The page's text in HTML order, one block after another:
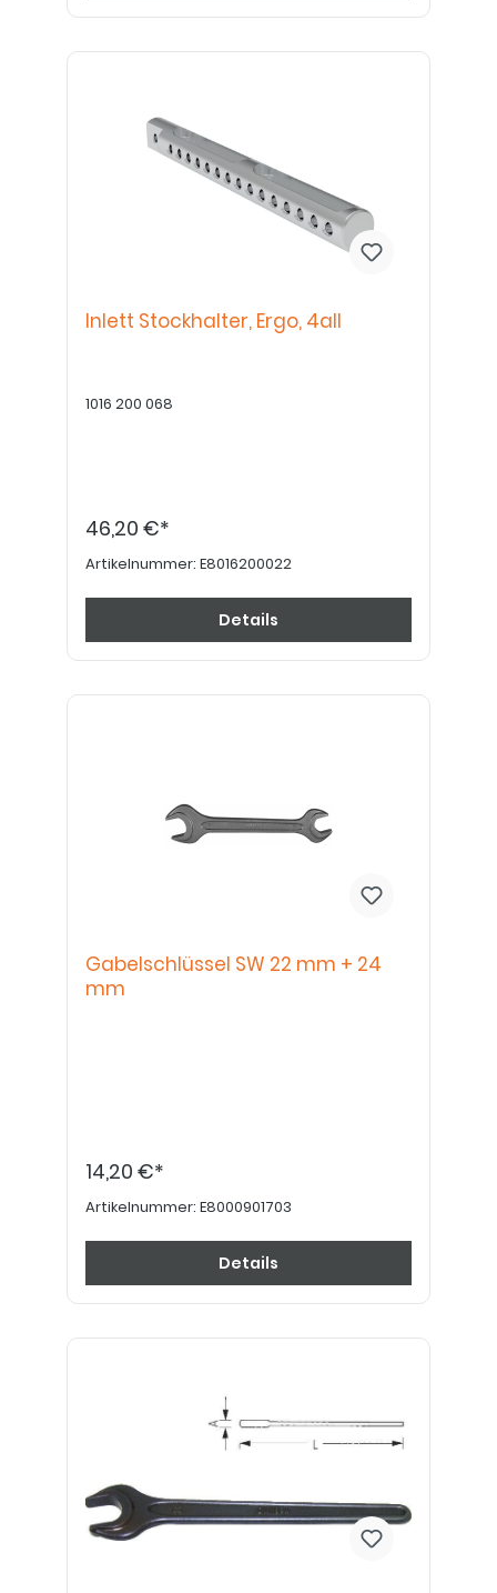
Inlett Stockhalter, Ergo, 4all
1016 200 068
46,20 €*
Artikelnummer: E8016200022
Details
Gabelschlüssel SW 22 mm + 24
mm
14,20 €*
Artikelnummer: E8000901703
Details